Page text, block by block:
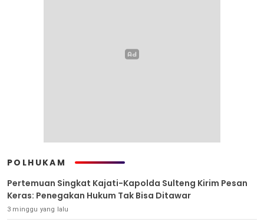
POLHUKAM
Pertemuan Singkat Kajati-Kapolda Sulteng Kirim Pesan
Keras: Penegakan Hukum Tak Bisa Ditawar
3 minggu yang lalu